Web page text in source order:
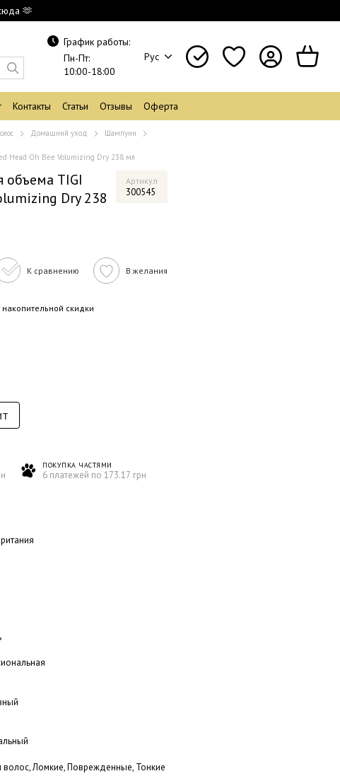
🫶
График работы:
Пн-Пт:
10:00-18:00
Рус
Контакты Статьи Отзывы Оферта
Домашний уход
Шампуни
Head Oh Bee Volumizing Dry 238 мл
объема TIGI
Dry 238
Артикул
300545
К сравнению В желания
скидки
ПОКУПКА ЧАСТЯМИ
6 платежей по 173.17 грн
волос, Ломкие, Поврежденные, Тонкие